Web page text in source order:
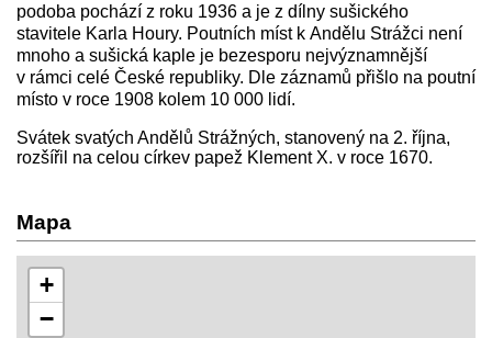
podoba pochází z roku 1936 a je z dílny sušického
stavitele Karla Houry. Poutních míst k Andělu Strážci není
mnoho a sušická kaple je bezesporu nejvýznamnější
v rámci celé České republiky. Dle záznamů přišlo na poutní
místo v roce 1908 kolem 10 000 lidí.
Svátek svatých Andělů Strážných, stanovený na 2. října,
rozšířil na celou církev papež Klement X. v roce 1670.
Mapa